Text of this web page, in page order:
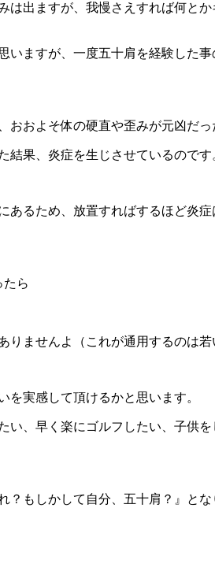
出ますが、我慢さえすれば何と
ますが、一度五十肩を経験した
およそ体の硬直や歪みが元凶だっ
果、炎症を生じさせているのです
あるため、放置すればするほど炎
たら
ませんよ（これが通用するのは若
実感して頂けるかと思います。
、早く楽にゴルフしたい、子供
もしかして自分、五十肩？』と